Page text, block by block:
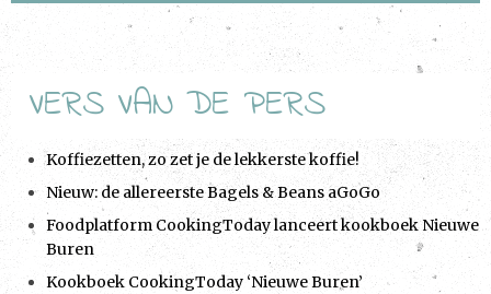
g
a
o
VERS VAN DE PERS
Koffiezetten, zo zet je de lekkerste koffie!
Nieuw: de allereerste Bagels & Beans aGoGo
Foodplatform CookingToday lanceert kookboek Nieuwe
Buren
Kookboek CookingToday ‘Nieuwe Buren’